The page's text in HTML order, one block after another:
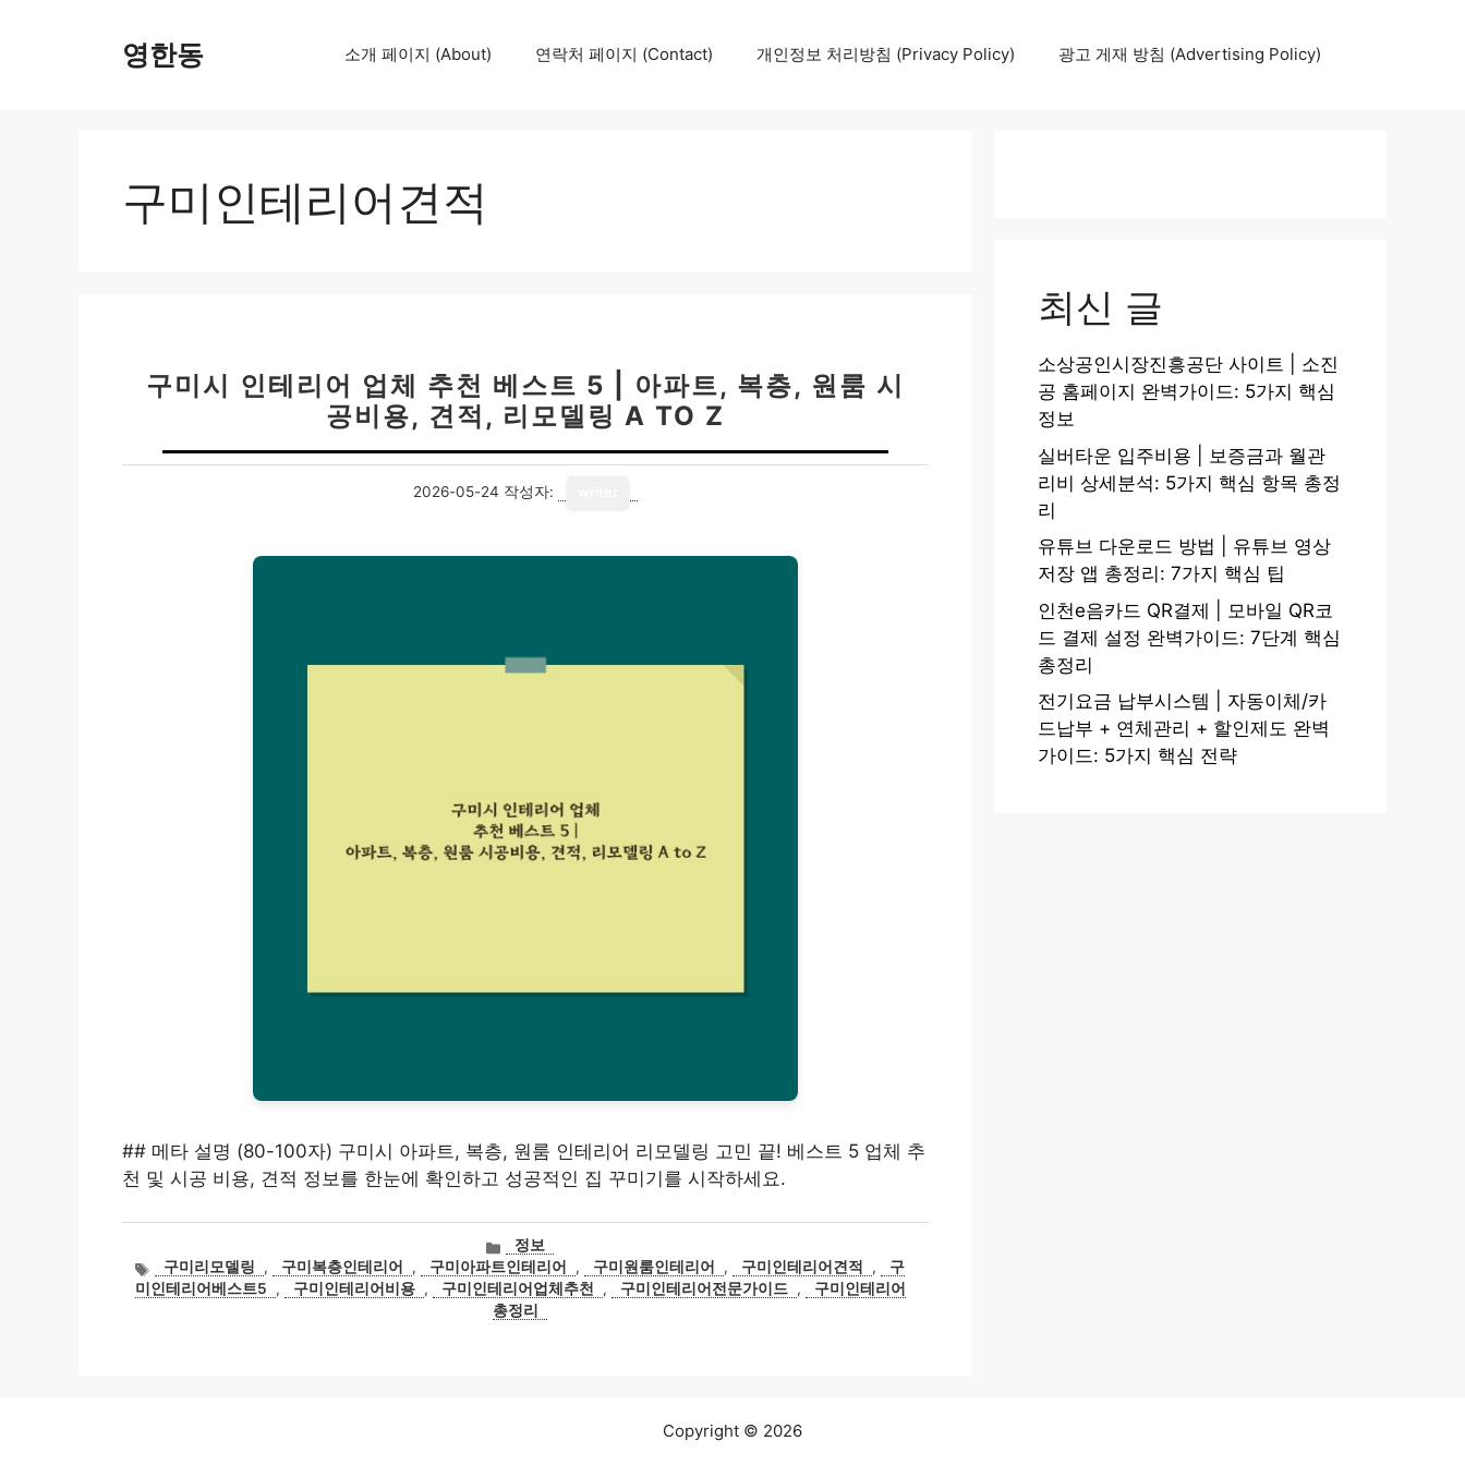
영한동 소개 페이지 (About) 연락처 페이지 (Contact) 개인정보 처리방침 (Privacy Policy) 광고 게재 방침 (Advertising Policy)
구미인테리어견적
구미시 인테리어 업체 추천 베스트 5 | 아파트, 복층, 원룸 시
공비용, 견적, 리모델링 A TO Z
2026-05-24 작성자:
## 메타 설명 (80-100자) 구미시 아파트, 복층, 원룸 인테리어 리모델링 고민 끝! 베스트 5 업체 추
천 및 시공 비용, 견적 정보를 한눈에 확인하고 성공적인 집 꾸미기를 시작하세요.
카
테
고
리
정보
태
그
구미리모델링 , 구미복층인테리어 , 구미아파트인테리어 , 구미원룸인테리어 , 구미인테리어견적 ,
구
미인테리어베스트5
, 구미인테리어비용 , 구미인테리어업체추천 , 구미인테리어전문가이드 ,
구미인테리어
총정리
최신 글
소상공인시장진흥공단 사이트 | 소진
공 홈페이지 완벽가이드: 5가지 핵심
정보
실버타운 입주비용 | 보증금과 월관
리비 상세분석: 5가지 핵심 항목 총정
리
유튜브 다운로드 방법 | 유튜브 영상
저장 앱 총정리: 7가지 핵심 팁
인천e음카드 QR결제 | 모바일 QR코
드 결제 설정 완벽가이드: 7단계 핵심
총정리
전기요금 납부시스템 | 자동이체/카
드납부 + 연체관리 + 할인제도 완벽
가이드: 5가지 핵심 전략
Copyright © 2026